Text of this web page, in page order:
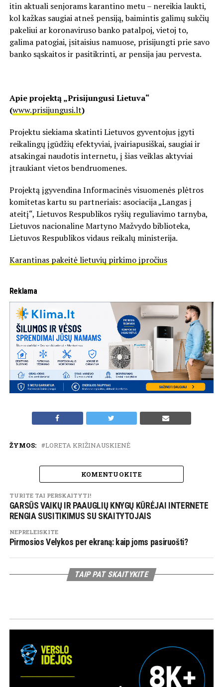
itin aktuali senjorams karantino metu – nereikia laukti,
kol kažkas saugiai atneš pensiją, baimintis galimų sukčių
pakeliui ar koronaviruso banko patalpoj, vietoj to,
galima patogiai, įsitaisius namuose, prisijungti prie savo
banko sąskaitos ir pasitikrinti, ar pensija jau pervesta.
Apie projektą „Prisijungusi Lietuva“
(www.prisijungusi.lt)
Projektu siekiama skatinti Lietuvos gyventojus įgyti
reikalingų įgūdžių efektyviai, įvairiapusiškai, saugiai ir
atsakingai naudotis internetu, į šias veiklas aktyviai
įtraukiant vietos bendruomenes.
Projektą įgyvendina Informacinės visuomenės plėtros
komitetas kartu su partneriais: asociacija „Langas į
ateitį“, Lietuvos Respublikos ryšių reguliavimo tarnyba,
Lietuvos nacionaline Martyno Mažvydo biblioteka,
Lietuvos Respublikos vidaus reikalų ministerija.
Karantinas pakeitė lietuvių pirkimo įpročius
Reklama
ŽYMOS: LORETA KRIŽINAUSKIENĖ
KOMENTUOKITE
TURITE TAI PERSKAITYTI!
GARSŪS VAIKŲ IR PAAUGLIŲ KNYGŲ KŪRĖJAI INTERNETE
RENGIA SUSITIKIMUS SU SKAITYTOJAIS
NEPRELEISKITE
Pirmosios Velykos per ekraną: kaip joms pasiruošti?
TAIP PAT SKAITYKITE